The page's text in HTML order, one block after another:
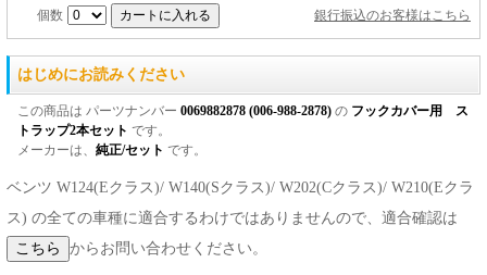
個数
銀行振込のお客様はこちら
はじめにお読みください
この商品は パーツナンバー 0069882878 (006-988-2878) の フックカバー用 ス
トラップ2本セット です。
メーカーは、 純正/セット です。
ベンツ W124(Eクラス)/ W140(Sクラス)/ W202(Cクラス)/ W210(Eクラ
ス) の全ての車種に適合するわけではありませんので、適合確認は
からお問い合わせください。